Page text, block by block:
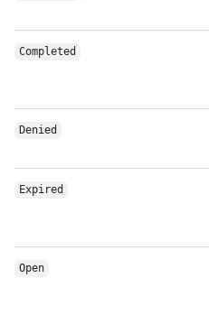
Completed
Denied
Expired
Open